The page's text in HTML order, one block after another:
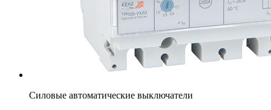
Силовые автоматические выключатели